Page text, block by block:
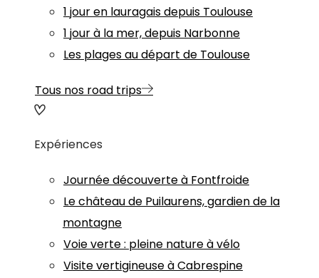
1 jour en lauragais depuis Toulouse
1 jour à la mer, depuis Narbonne
Les plages au départ de Toulouse
Tous nos road trips
Expériences
Journée découverte à Fontfroide
Le château de Puilaurens, gardien de la
montagne
Voie verte : pleine nature à vélo
Visite vertigineuse à Cabrespine